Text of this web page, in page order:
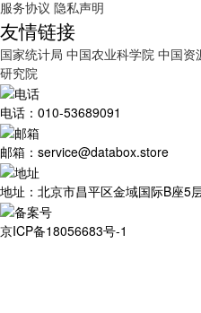
服务协议 隐私声明
友情链接
国家统计局 中国农业科学院 中国资
研究院
电话：010-53689091
邮箱：service@databox.store
地址：北京市昌平区金域国际B座5
京ICP备18056683号-1